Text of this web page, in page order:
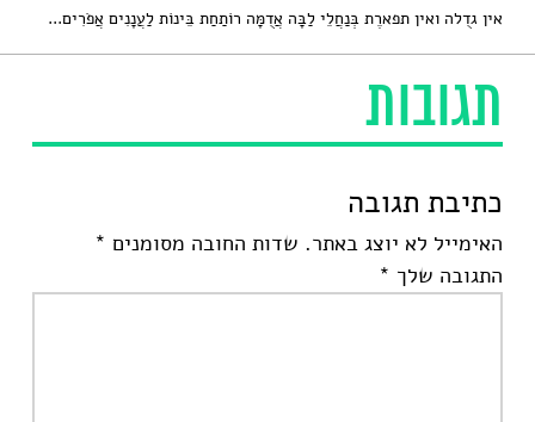
תגובות
כתיבת תגובה
האימייל לא יוצג באתר. שדות החובה מסומנים *
התגובה שלך *
אין גדֻלה ואין תפארֶת בְּנַחֲלֵי לַבָּה אֲדֻמָּה רוֹתַחַת בֵּינוֹת לַעֲנָנִים אֲפֹרִים...